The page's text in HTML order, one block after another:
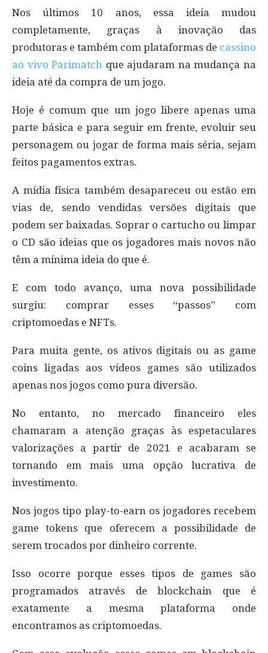
Nos últimos 10 anos, essa ideia mudou
completamente, graças à inovação das
produtoras e também com plataformas de cassino
ao vivo Parimatch que ajudaram na mudança na
ideia até da compra de um jogo.
Hoje é comum que um jogo libere apenas uma
parte básica e para seguir em frente, evoluir seu
personagem ou jogar de forma mais séria, sejam
feitos pagamentos extras.
A mídia física também desapareceu ou estão em
vias de, sendo vendidas versões digitais que
podem ser baixadas. Soprar o cartucho ou limpar
o CD são ideias que os jogadores mais novos não
têm a mínima ideia do que é.
E com todo avanço, uma nova possibilidade
surgiu: comprar esses “passos” com
criptomoedas e NFTs.
Para muita gente, os ativos digitais ou as game
coins ligadas aos vídeos games são utilizados
apenas nos jogos como pura diversão.
No entanto, no mercado financeiro eles
chamaram a atenção graças às espetaculares
valorizações a partir de 2021 e acabaram se
tornando em mais uma opção lucrativa de
investimento.
Nos jogos tipo play-to-earn os jogadores recebem
game tokens que oferecem a possibilidade de
serem trocados por dinheiro corrente.
Isso ocorre porque esses tipos de games são
programados através de blockchain que é
exatamente a mesma plataforma onde
encontramos as criptomoedas.